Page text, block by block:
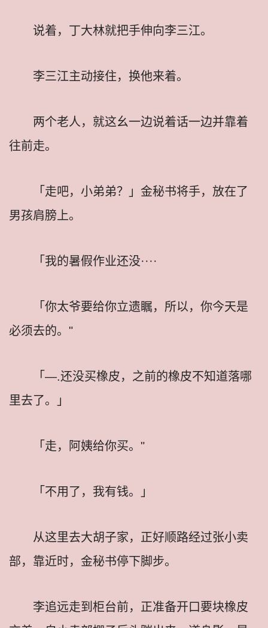
说着，丁大林就把手伸向李三江。
李三江主动接住，换他来着。
两个老人，就这幺一边说着话一边并靠着
往前走。
「走吧，小弟弟？」金秘书将手，放在了
男孩肩膀上。
「我的暑假作业还没····
「你太爷要给你立遗瞩，所以，你今天是
必须去的。"
「—.还没买橡皮，之前的橡皮不知道落哪
里去了。」
「走，阿姨给你买。"
「不用了，我有钱。」
从这里去大胡子家，正好顺路经过张小卖
部，靠近时，金秘书停下脚步。
李追远走到柜台前，正准备开口要块橡皮